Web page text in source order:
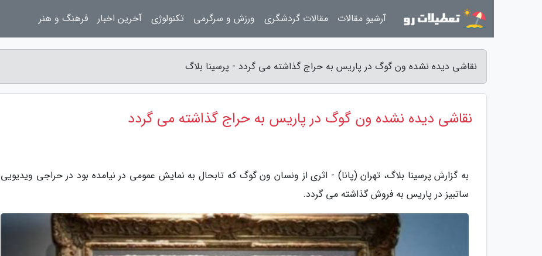
نقاشی دیده نشده ون گوگ در پاریس به حراج گذاشته می گردد - پرسینا بلاگ
نقاشی دیده نشده ون گوگ در پاریس به حراج گذاشته می گردد
به گزارش پرسینا بلاگ، تهران (پانا) - اثری از ونسان ون گوگ که تابحال به نمایش عمومی در نیامده بود در حراجی ویدیویی
ساتبیز در پاریس به فروش گذاشته می گردد.
آرشیو مقالات مقالات گردشگری ورزش و سرگرمی تکنولوژی آخرین اخبار فرهنگ و هنر